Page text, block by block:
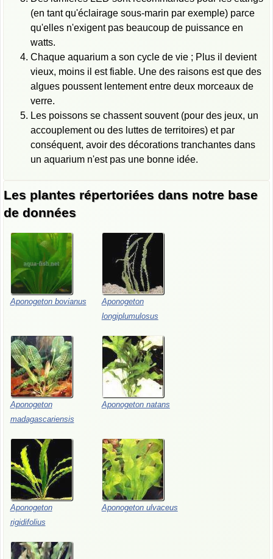
(en tant qu'éclairage sous-marin par exemple) parce
qu'elles n'exigent pas beaucoup de puissance en
watts.
Chaque aquarium a son cycle de vie ; Plus il devient
vieux, moins il est fiable. Une des raisons est que des
algues poussent lentement entre deux morceaux de
verre.
Les poissons se chassent souvent (pour des jeux, un
accouplement ou des luttes de territoires) et par
conséquent, avoir des décorations tranchantes dans
un aquarium n'est pas une bonne idée.
Les plantes répertoriées dans notre base
de données
Aponogeton bovianus
Aponogeton
longiplumulosus
Aponogeton
madagascariensis
Aponogeton natans
Aponogeton
rigidifolius
Aponogeton ulvaceus